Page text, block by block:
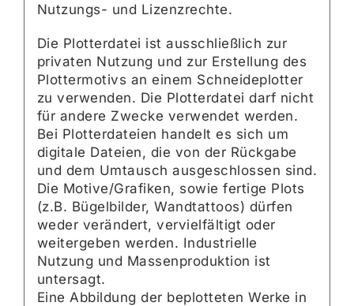
Nutzungs- und Lizenzrechte.
Die Plotterdatei ist ausschließlich zur
privaten Nutzung und zur Erstellung des
Plottermotivs an einem Schneideplotter
zu verwenden. Die Plotterdatei darf nicht
für andere Zwecke verwendet werden.
Bei Plotterdateien handelt es sich um
digitale Dateien, die von der Rückgabe
und dem Umtausch ausgeschlossen sind.
Die Motive/Grafiken, sowie fertige Plots
(z.B. Bügelbilder, Wandtattoos) dürfen
weder verändert, vervielfältigt oder
weitergeben werden. Industrielle
Nutzung und Massenproduktion ist
untersagt.
Eine Abbildung der beplotteten Werke in